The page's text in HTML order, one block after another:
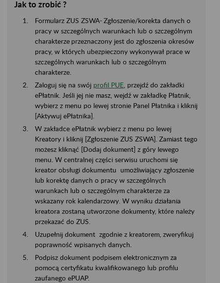
Jak to zrobić ?
Formularz ZUS ZSWA-Zgłoszenie/korekta danych o
pracy w szczególnych warunkach lub o szczególnym
charakterze przeznaczony jest do zgłoszenia okresów
pracy, w których ubezpieczony wykonywał prace w
szczególnych warunkach lub o szczególnym
charakterze.
Zaloguj się na swój profil PUE, przejdź do zakładki
ePłatnik. Jeśli jej nie masz, wejdź w zakładkę Płatnik,
wybierz z menu po lewej stronie Panel Płatnika i kliknij
[Aktywuj ePłatnika].
W zakładce ePłatnik wybierz z menu po lewej
Kreatory i kliknij [Zgłoszenie ZUS ZSWA]. Zamiast tego
możesz kliknąć [Dodaj dokument] z góry lewego
menu. W centralnej części serwisu uruchomi się
kreator obsługi dokumentu umożliwiający zgłoszenie
lub korektę danych o pracy w szczególnych
warunkach lub o szczególnym charakterze za
wskazany rok kalendarzowy. W wyniku działania
kreatora zostaną utworzone dokumenty, które należy
przekazać do ZUS.
Uzupełnij dokument zgodnie z kreatorem, zweryfikuj
poprawność wpisanych danych.
Podpisz dokument podpisem elektronicznym za
pomocą certyfikatu kwalifikowanego lub profilu
zaufanego ePUAP.